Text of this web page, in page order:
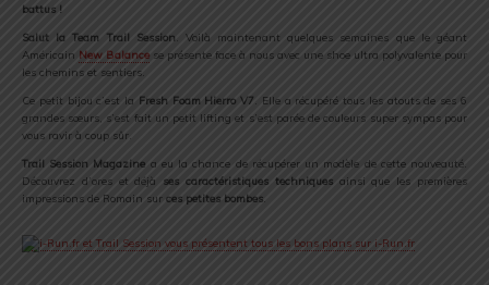
battus !
Salut la Team Trail Session. Voilà maintenant quelques semaines que le géant
Américain New Balancese présente face à nous avec une shoe ultra polyvalente pour
les chemins et sentiers.
Ce petit bijou c’est la Fresh Foam Hierro V7. Elle a récupéré tous les atouts de ses 6
grandes sœurs, s’est fait un petit lifting et s’est parée de couleurs super sympas pour
vous ravir à coup sûr.
Trail Session Magazine a eu la chance de récupérer un modèle de cette nouveauté.
Découvrez d’ores et déjà ses caractéristiques techniquesainsi que les premières
impressions de Romain sur ces petites bombes.